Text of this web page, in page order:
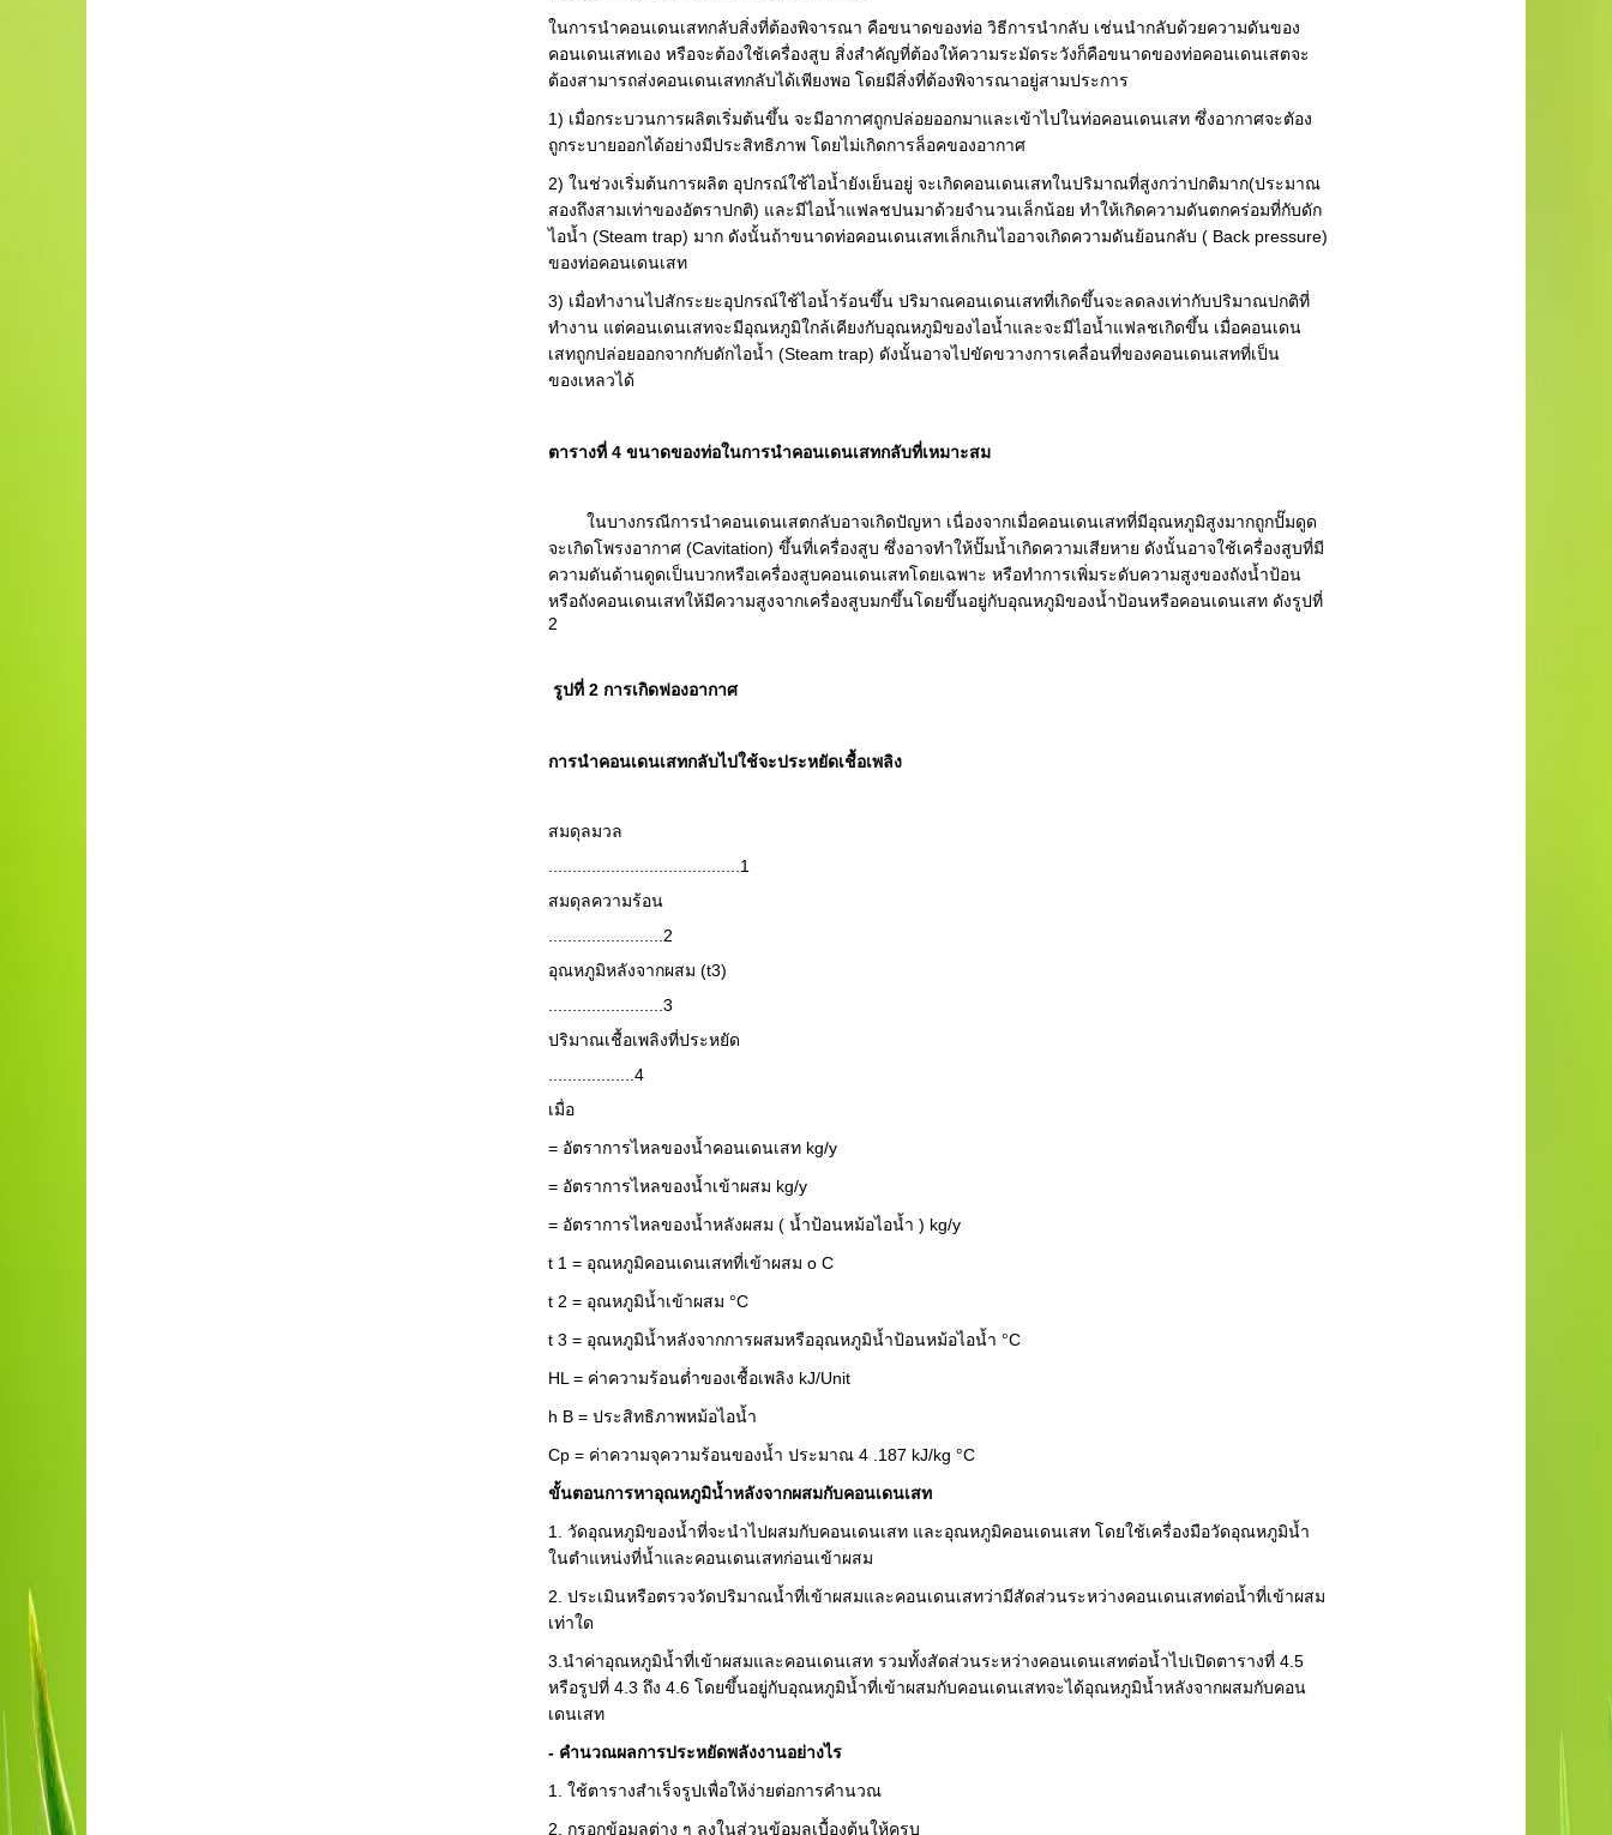
ในการนำคอนเดนเสทกลับสิ่งที่ต้องพิจารณา คือขนาดของท่อ วิธีการนำกลับ เช่นนำกลับด้วยความดันของ
คอนเดนเสทเอง หรือจะต้องใช้เครื่องสูบ สิ่งสำคัญที่ต้องให้ความระมัดระวังก็คือขนาดของท่อคอนเดนเสตจะ
ต้องสามารถส่งคอนเดนเสทกลับได้เพียงพอ โดยมีสิ่งที่ต้องพิจารณาอยู่สามประการ
1) เมื่อกระบวนการผลิตเริ่มต้นขึ้น จะมีอากาศถูกปล่อยออกมาและเข้าไปในท่อคอนเดนเสท ซึ่งอากาศจะตัอง
ถูกระบายออกได้อย่างมีประสิทธิภาพ โดยไม่เกิดการล็อคของอากาศ
2) ในช่วงเริ่มต้นการผลิต อุปกรณ์ใช้ไอน้ำยังเย็นอยู่ จะเกิดคอนเดนเสทในปริมาณที่สูงกว่าปกติมาก(ประมาณ
สองถึงสามเท่าของอัตราปกติ) และมีไอน้ำแฟลชปนมาด้วยจำนวนเล็กน้อย ทำให้เกิดความดันตกคร่อมที่กับดัก
ไอน้ำ (Steam trap) มาก ดังนั้นถ้าขนาดท่อคอนเดนเสทเล็กเกินไออาจเกิดความดันย้อนกลับ ( Back pressure)
ของท่อคอนเดนเสท
3) เมื่อทำงานไปสักระยะอุปกรณ์ใช้ไอน้ำร้อนขึ้น ปริมาณคอนเดนเสทที่เกิดขึ้นจะลดลงเท่ากับปริมาณปกติที่
ทำงาน แต่คอนเดนเสทจะมีอุณหภูมิใกล้เคียงกับอุณหภูมิของไอน้ำและจะมีไอน้ำแฟลชเกิดขึ้น เมื่อคอนเดน
เสทถูกปล่อยออกจากกับดักไอน้ำ (Steam trap) ดังนั้นอาจไปขัดขวางการเคลื่อนที่ของคอนเดนเสทที่เป็น
ของเหลวได้
ตารางที่ 4 ขนาดของท่อในการนำคอนเดนเสทกลับที่เหมาะสม
ในบางกรณีการนำคอนเดนเสตกลับอาจเกิดปัญหา เนื่องจากเมื่อคอนเดนเสทที่มีอุณหภูมิสูงมากถูกปั๊มดูด
จะเกิดโพรงอากาศ (Cavitation) ขึ้นที่เครื่องสูบ ซึ่งอาจทำให้ปั๊มน้ำเกิดความเสียหาย ดังนั้นอาจใช้เครื่องสูบที่มี
ความดันด้านดูดเป็นบวกหรือเครื่องสูบคอนเดนเสทโดยเฉพาะ หรือทำการเพิ่มระดับความสูงของถังน้ำป้อน
หรือถังคอนเดนเสทให้มีความสูงจากเครื่องสูบมกขึ้นโดยขึ้นอยู่กับอุณหภูมิของน้ำป้อนหรือคอนเดนเสท ดังรูปที่
2
รูปที่ 2 การเกิดฟองอากาศ
การนำคอนเดนเสทกลับไปใช้จะประหยัดเชื้อเพลิง
สมดุลมวล
........................................1
สมดุลความร้อน
........................2
อุณหภูมิหลังจากผสม (t3)
........................3
ปริมาณเชื้อเพลิงที่ประหยัด
..................4
เมื่อ
= อัตราการไหลของน้ำคอนเดนเสท kg/y
= อัตราการไหลของน้ำเข้าผสม kg/y
= อัตราการไหลของน้ำหลังผสม ( น้ำป้อนหม้อไอน้ำ ) kg/y
t 1 = อุณหภูมิคอนเดนเสทที่เข้าผสม o C
t 2 = อุณหภูมิน้ำเข้าผสม °C
t 3 = อุณหภูมิน้ำหลังจากการผสมหรืออุณหภูมิน้ำป้อนหม้อไอน้ำ °C
HL = ค่าความร้อนต่ำของเชื้อเพลิง kJ/Unit
h B = ประสิทธิภาพหม้อไอน้ำ
Cp = ค่าความจุความร้อนของน้ำ ประมาณ 4 .187 kJ/kg °C
ขั้นตอนการหาอุณหภูมิน้ำหลังจากผสมกับคอนเดนเสท
1. วัดอุณหภูมิของน้ำที่จะนำไปผสมกับคอนเดนเสท และอุณหภูมิคอนเดนเสท โดยใช้เครื่องมือวัดอุณหภูมิน้ำ
ในตำแหน่งที่น้ำและคอนเดนเสทก่อนเข้าผสม
2. ประเมินหรือตรวจวัดปริมาณน้ำที่เข้าผสมและคอนเดนเสทว่ามีสัดส่วนระหว่างคอนเดนเสทต่อน้ำที่เข้าผสม
เท่าใด
3.นำค่าอุณหภูมิน้ำที่เข้าผสมและคอนเดนเสท รวมทั้งสัดส่วนระหว่างคอนเดนเสทต่อน้ำไปเปิดตารางที่ 4.5
หรือรูปที่ 4.3 ถึง 4.6 โดยขึ้นอยู่กับอุณหภูมิน้ำที่เข้าผสมกับคอนเดนเสทจะได้อุณหภูมิน้ำหลังจากผสมกับคอน
เดนเสท
- คำนวณผลการประหยัดพลังงานอย่างไร
1. ใช้ตารางสำเร็จรูปเพื่อให้ง่ายต่อการคำนวณ
2. กรอกข้อมูลต่าง ๆ ลงในส่วนข้อมูลเบื้องต้นให้ครบ